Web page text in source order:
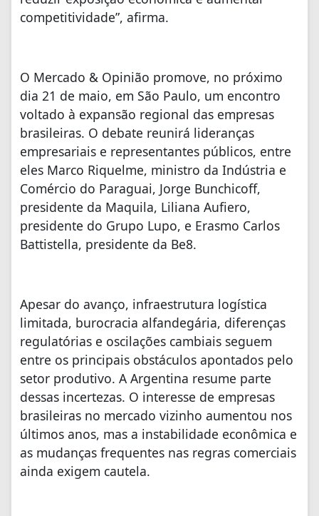
competitividade”, afirma.
O Mercado & Opinião promove, no próximo
dia 21 de maio, em São Paulo, um encontro
voltado à expansão regional das empresas
brasileiras. O debate reunirá lideranças
empresariais e representantes públicos, entre
eles Marco Riquelme, ministro da Indústria e
Comércio do Paraguai, Jorge Bunchicoff,
presidente da Maquila, Liliana Aufiero,
presidente do Grupo Lupo, e Erasmo Carlos
Battistella, presidente da Be8.
Apesar do avanço, infraestrutura logística
limitada, burocracia alfandegária, diferenças
regulatórias e oscilações cambiais seguem
entre os principais obstáculos apontados pelo
setor produtivo. A Argentina resume parte
dessas incertezas. O interesse de empresas
brasileiras no mercado vizinho aumentou nos
últimos anos, mas a instabilidade econômica e
as mudanças frequentes nas regras comerciais
ainda exigem cautela.